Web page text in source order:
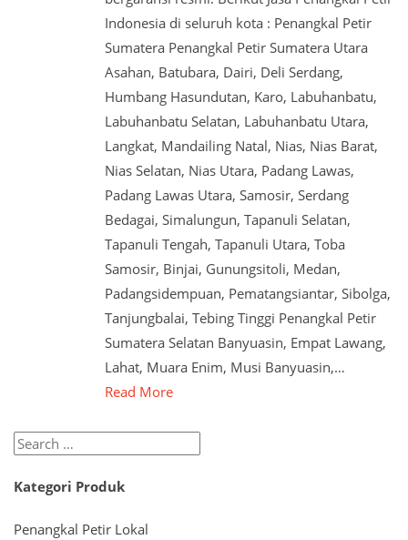
Indonesia di seluruh kota : Penangkal Petir
Sumatera Penangkal Petir Sumatera Utara
Asahan, Batubara, Dairi, Deli Serdang,
Humbang Hasundutan, Karo, Labuhanbatu,
Labuhanbatu Selatan, Labuhanbatu Utara,
Langkat, Mandailing Natal, Nias, Nias Barat,
Nias Selatan, Nias Utara, Padang Lawas,
Padang Lawas Utara, Samosir, Serdang
Bedagai, Simalungun, Tapanuli Selatan,
Tapanuli Tengah, Tapanuli Utara, Toba
Samosir, Binjai, Gunungsitoli, Medan,
Padangsidempuan, Pematangsiantar, Sibolga,
Tanjungbalai, Tebing Tinggi Penangkal Petir
Sumatera Selatan Banyuasin, Empat Lawang,
Lahat, Muara Enim, Musi Banyuasin,…
Read More
Search
Kategori Produk
Penangkal Petir Lokal